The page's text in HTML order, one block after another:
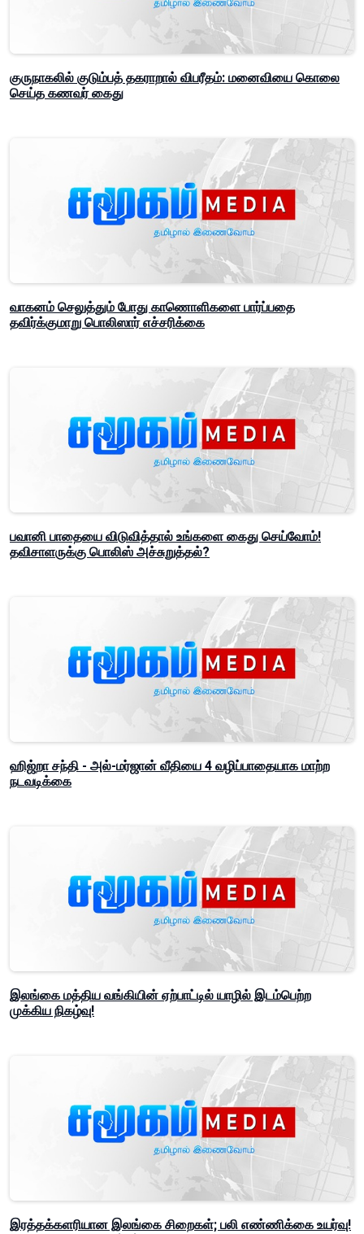
குருநாகலில் குடும்பத் தகராறால் விபரீதம்: மனைவியை கொலை
செய்த கணவர் கைது
வாகனம் செலுத்தும் போது காணொளிகளை பார்ப்பதை
தவிர்க்குமாறு பொலிஸார் எச்சரிக்கை
பவானி பாதையை விடுவித்தால் உங்களை கைது செய்வோம்!
தவிசாளருக்கு பொலிஸ் அச்சுறுத்தல்?
ஹிஜ்றா சந்தி - அல்-மர்ஜான் வீதியை 4 வழிப்பாதையாக மாற்ற
நடவடிக்கை
இலங்கை மத்திய வங்கியின் ஏற்பாட்டில் யாழில் இடம்பெற்ற
முக்கிய நிகழ்வு!
இரத்தக்களரியான இலங்கை சிறைகள்; பலி எண்ணிக்கை உயர்வு!